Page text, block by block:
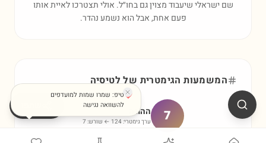
שם ישראלי שיעבוד מצוין גם בחו״ל. אולי תצטרכו לאיית אותו
פעם אחת, אבל הוא נשמע נהדר.
המשמעות הגימטרית שללטיסיה
7 ההוגה
ערך גימטרי:124 ← שורש: 7
טיפ: שמרו שמות למועדפים
להשוואה נגישה